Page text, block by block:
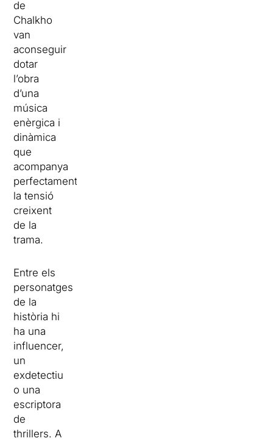
de
Chalkho
van
aconseguir
dotar
l’obra
d’una
música
enèrgica i
dinàmica
que
acompanya
perfectament
la tensió
creixent
de la
trama.
Entre els
personatges
de la
història hi
ha una
influencer,
un
exdetectiu
o una
escriptora
de
thrillers. A